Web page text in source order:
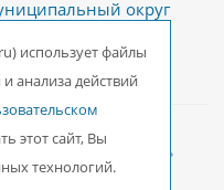
округ
Центр «Глобус»
использует файлы
анализа действий
этот сайт, Вы
технологий.